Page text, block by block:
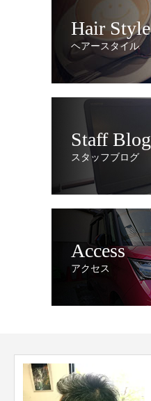
Hair Style
ヘアースタイル
Staff Blog
スタッフブログ
Access
アクセス